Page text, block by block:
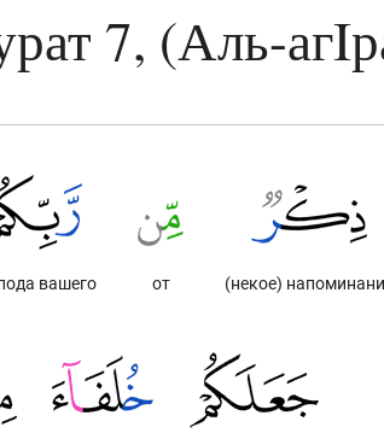
7, (Аль-
(некое)
от
вашего